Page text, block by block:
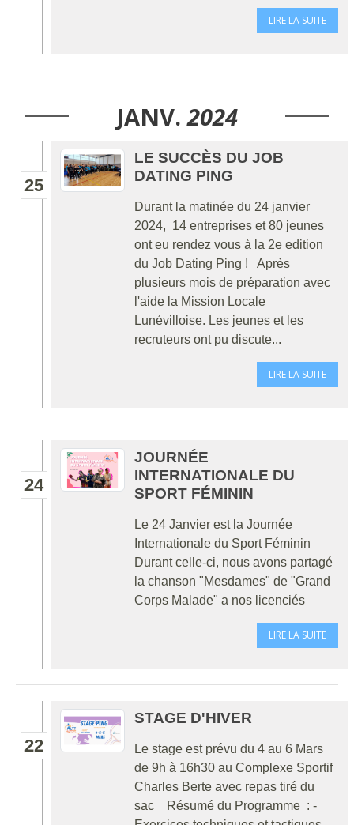
LIRE LA SUITE
JANV. 2024
25
LE SUCCÈS DU JOB
DATING PING
Durant la matinée du 24 janvier
2024, 14 entreprises et 80 jeunes
ont eu rendez vous à la 2e edition
du Job Dating Ping ! Après
plusieurs mois de préparation avec
l'aide la Mission Locale
Lunévilloise. Les jeunes et les
recruteurs ont pu discute...
LIRE LA SUITE
24
JOURNÉE
INTERNATIONALE DU
SPORT FÉMININ
Le 24 Janvier est la Journée
Internationale du Sport Féminin
Durant celle-ci, nous avons partagé
la chanson "Mesdames" de "Grand
Corps Malade" a nos licenciés
LIRE LA SUITE
22
STAGE D'HIVER
Le stage est prévu du 4 au 6 Mars
de 9h à 16h30 au Complexe Sportif
Charles Berte avec repas tiré du
sac Résumé du Programme : -